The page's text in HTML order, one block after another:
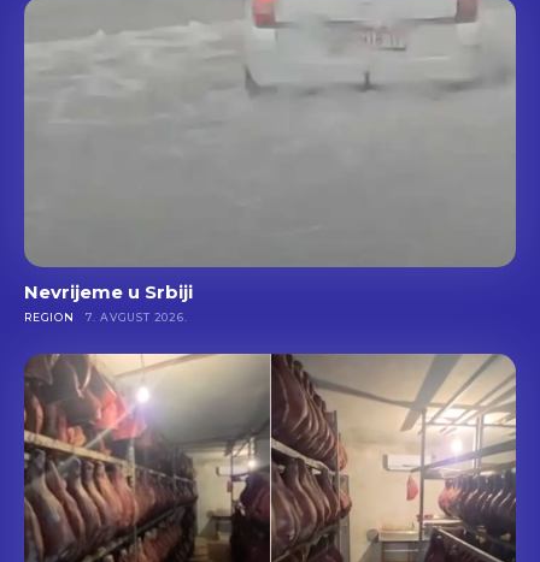
Nevrijeme u Srbiji
REGION 7. AVGUST 2026.